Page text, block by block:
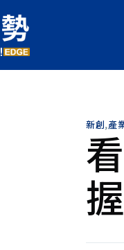
新創,產
曹以慈
的發展，不僅仰賴
公共參與、政策引
合法律、行銷與策
力於推動AI技術的
片土地出發，思考
建橋梁，讓人工智
福社會的力量。